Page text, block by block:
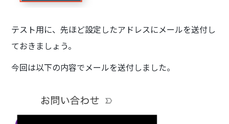
テスト用に、先ほど設定したアドレスにメールを送付し
ておきましょう。
今回は以下の内容でメールを送付しました。